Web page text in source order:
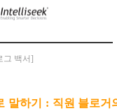
백서]
말하기 : 직원 블로거